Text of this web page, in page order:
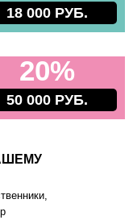
18 000 РУБ.
20%
50 000 РУБ.